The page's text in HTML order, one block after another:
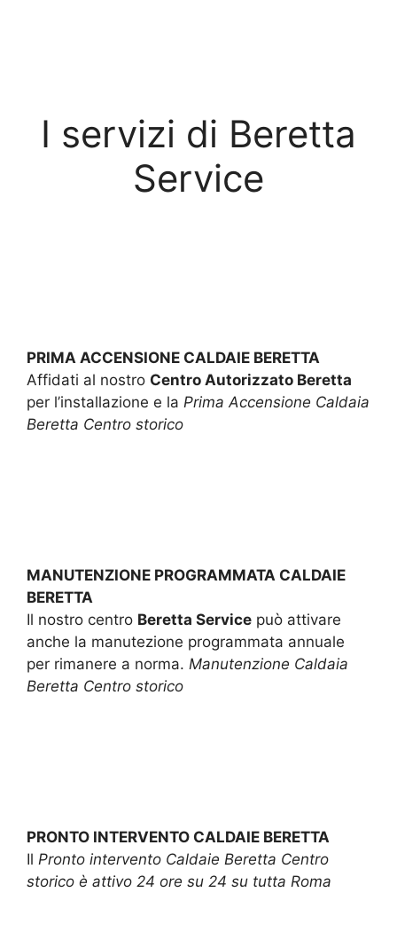
I servizi di Beretta
Service
PRIMA ACCENSIONE CALDAIE BERETTA
Affidati al nostro Centro Autorizzato Beretta
per l’installazione e la Prima Accensione Caldaia
Beretta Centro storico
MANUTENZIONE PROGRAMMATA CALDAIE
BERETTA
Il nostro centro Beretta Service può attivare
anche la manutezione programmata annuale
per rimanere a norma. Manutenzione Caldaia
Beretta Centro storico
PRONTO INTERVENTO CALDAIE BERETTA
Il Pronto intervento Caldaie Beretta Centro
storico è attivo 24 ore su 24 su tutta Roma